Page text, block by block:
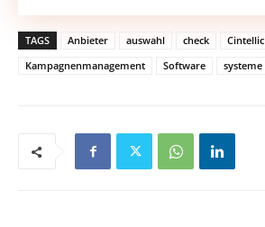
TAGS Anbieter auswahl check Cintellic
Kampagnenmanagement
Software systeme